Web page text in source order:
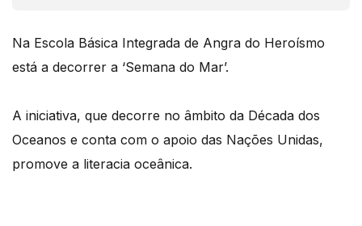
Na Escola Básica Integrada de Angra do Heroísmo
está a decorrer a ‘Semana do Mar’.
A iniciativa, que decorre no âmbito da Década dos
Oceanos e conta com o apoio das Nações Unidas,
promove a literacia oceânica.